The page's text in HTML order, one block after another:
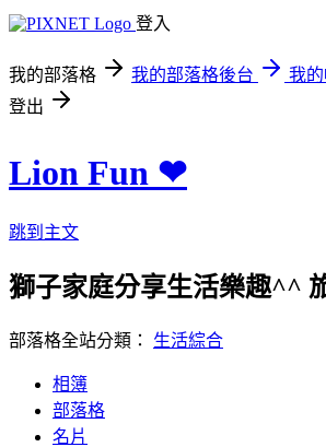
登入
我的部落格 我的部落格後台
我
登出
Lion Fun ❤
跳到主文
獅子家庭分享生活樂趣^^
部落格全站分類： 生活綜合
相簿
部落格
名片